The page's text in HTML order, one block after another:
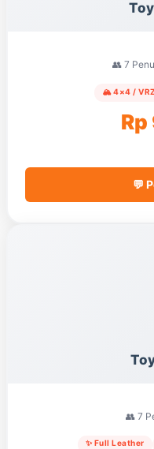
👥 7
🏔️ 4×4 / VRZ
💬
👥 7
✨ Full Leather